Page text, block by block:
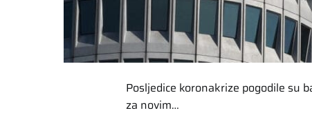
Posljedice koronakrize pogodile su
za novim…